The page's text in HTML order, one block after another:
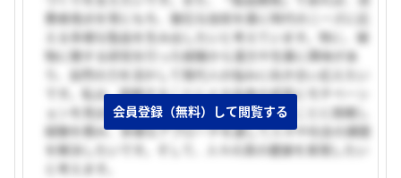
費者視点を常にもち、盤石な技術を基に時代のニーズに応
える多様な製品を生み出したいと考えています。特に、植
物に関する研究を行った経験から漢方や生薬に興味があ
り、自然の力を活かして現代人の悩みに向き合い応えたい
です。私は、挑戦することによる自身の成長にモチベーシ
ョンを見出します。貴社の一員として様々なことに挑戦し
経験を積み、多様なアプローチを通して人々や社会の課題
を解決したいです。そして、人々の真の健康を実現したい
と考えます。
会員登録（無料）して閲覧する